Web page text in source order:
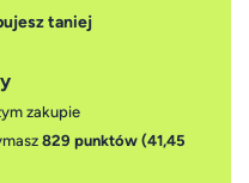
taniej
zakupie
829 punktów (41,45